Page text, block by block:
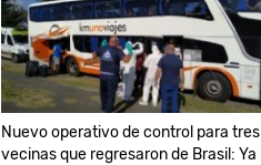
Nuevo operativo de control para tres
vecinas que regresaron de Brasil: Ya